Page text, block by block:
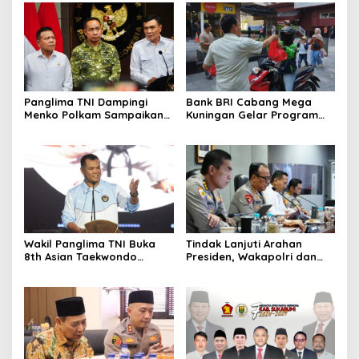
Panglima TNI Dampingi
Menko Polkam Sampaikan
Bank BRI Cabang Mega
Kuningan Gelar Program
Berbagai
Wakil Panglima TNI Buka
8th Asian Taekwondo
Tindak Lanjuti Arahan
Presiden, Wakapolri dan
Nasional Hadapi El Nino
dan Karhutla